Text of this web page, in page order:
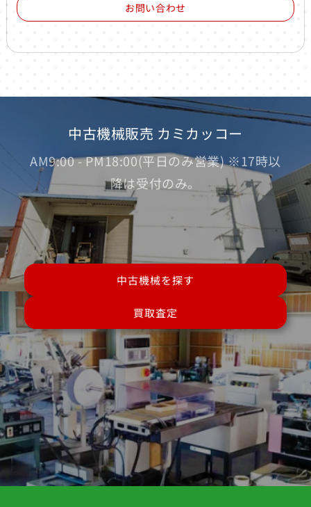
お問い合わせ
中古機械販売 カミカッコー
AM9:00 - PM18:00(平日のみ営業) ※17時以
降は受付のみ。
中古機械を探す
買取査定